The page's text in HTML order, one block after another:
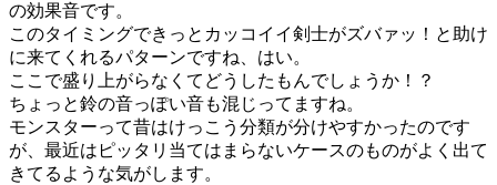
の効果音です。
このタイミングできっとカッコイイ剣士がズバァッ！と助け
に来てくれるパターンですね、はい。
ここで盛り上がらなくてどうしたもんでしょうか！？
ちょっと鈴の音っぽい音も混じってますね。
モンスターって昔はけっこう分類が分けやすかったのです
が、最近はピッタリ当てはまらないケースのものがよく出て
きてるような気がします。